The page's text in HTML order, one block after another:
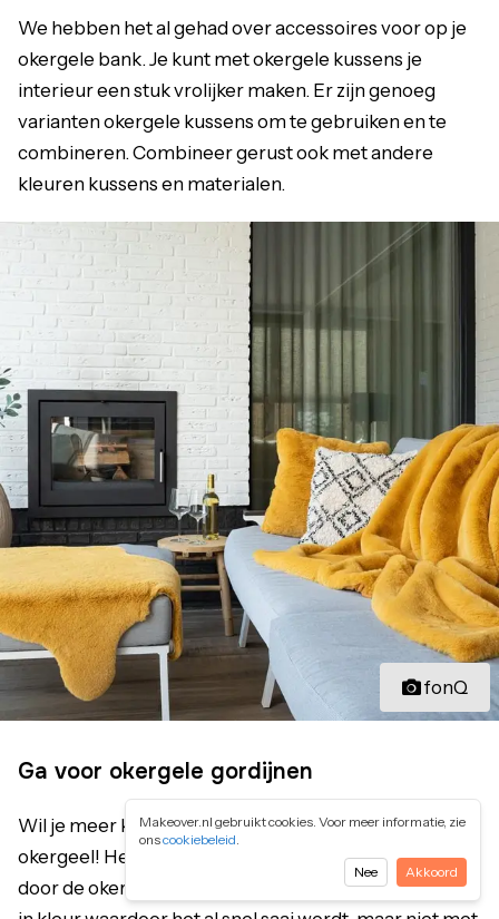
We hebben het al gehad over accessoires voor op je
okergele bank. Je kunt met okergele kussens je
interieur een stuk vrolijker maken. Er zijn genoeg
varianten okergele kussens om te gebruiken en te
combineren. Combineer gerust ook met andere
kleuren kussens en materialen.
fonQ
Ga voor okergele gordijnen
Wil je meer kleur in je gordijnen? Probeer eens
okergeel! Het geeft dan meteen al sfeer in je kamer
door de okergele kleur. Vaak zijn gordijnen eenvoudig
Makeover.nl gebruikt cookies. Voor meer informatie, zie
onscookiebeleid.
Nee
Akkoord